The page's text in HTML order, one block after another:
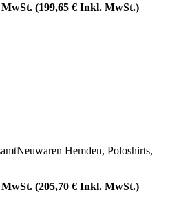
(199,65 € Inkl. MwSt.)
Hemden, Poloshirts,
(205,70 € Inkl. MwSt.)